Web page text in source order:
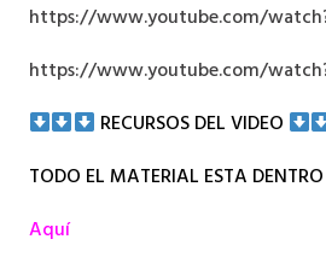
https://www.youtube.com/
https://www.youtube.com/
RECURSOS DEL VIDEO
TODO EL MATERIAL ESTA
Aquí